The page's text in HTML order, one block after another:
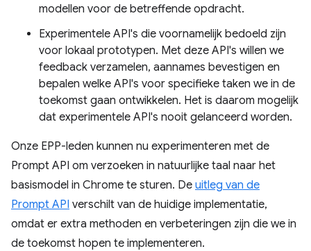
modellen voor de betreffende opdracht.
Experimentele API's die voornamelijk bedoeld zijn
voor lokaal prototypen. Met deze API's willen we
feedback verzamelen, aannames bevestigen en
bepalen welke API's voor specifieke taken we in de
toekomst gaan ontwikkelen. Het is daarom mogelijk
dat experimentele API's nooit gelanceerd worden.
Onze EPP-leden kunnen nu experimenteren met de
Prompt API om verzoeken in natuurlijke taal naar het
basismodel in Chrome te sturen. De uitleg van de
Prompt API verschilt van de huidige implementatie,
omdat er extra methoden en verbeteringen zijn die we in
de toekomst hopen te implementeren.